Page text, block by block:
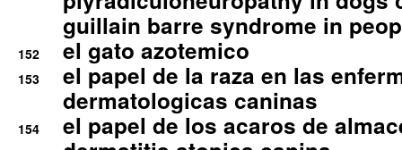
guillain barre syndrome in
152 el gato azotemico
153
el papel de la raza en las
dermatologicas caninas
154
el papel de los acaros de